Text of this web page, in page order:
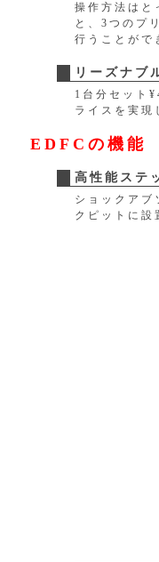
操作方法はと
と、3つのプ
行うことがで
リーズナブ
1台分セット
ライスを実現
EDFCの機能
高性能ステ
ショックアブ
クピットに設